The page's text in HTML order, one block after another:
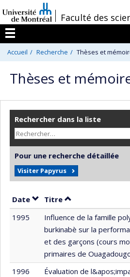
au
contenu
/Faculté des
Menu
Accueil Recherche Thèses et
Thèses et
Rechercher dans la liste
Pour une recherche détaillée
Visiter Papyrus
Date Trier par date en ordre
Titre Trier par titre en
1995
Influence de la famille
burkinabè sur la
et des garçons (cours
primaires de
1996
Évaluation de